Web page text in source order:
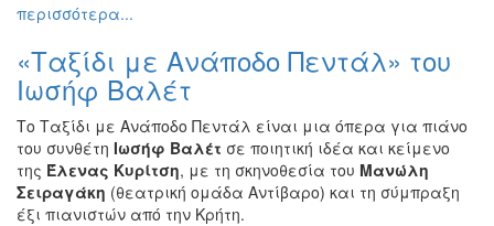
ΠΟΛΙΤΙΣΜΟΣ
ΑΝΘΕΚΤΙΚΗ
ΠΟΛΗ
περισσότερα...
«Ταξίδι με Ανάποδο Πεντάλ» του
Ιωσήφ Βαλέτ
Το Ταξίδι με Ανάποδο Πεντάλ είναι μια όπερα για πιάνο
του συνθέτη Ιωσήφ Βαλέτ σε ποιητική ιδέα και κείμενο
της Έλενας Κυρίτση, με τη σκηνοθεσία του Μανώλη
Σειραγάκη (θεατρική ομάδα Αντίβαρο) και τη σύμπραξη
έξι πιανιστών από την Κρήτη.